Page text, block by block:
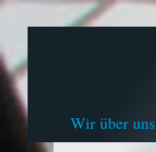
Wir über uns